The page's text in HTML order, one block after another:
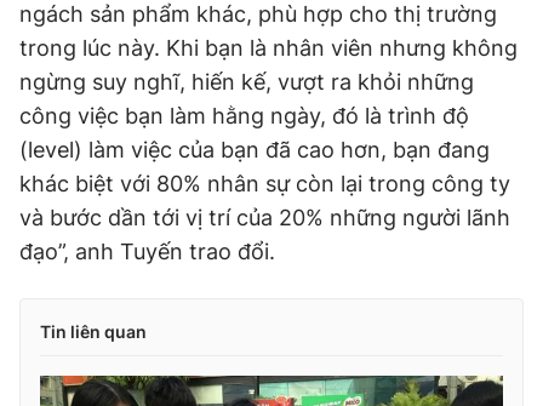
ngách sản phẩm khác, phù hợp cho thị trường
trong lúc này. Khi bạn là nhân viên nhưng không
ngừng suy nghĩ, hiến kế, vượt ra khỏi những
công việc bạn làm hằng ngày, đó là trình độ
(level) làm việc của bạn đã cao hơn, bạn đang
khác biệt với 80% nhân sự còn lại trong công ty
và bước dần tới vị trí của 20% những người lãnh
đạo”, anh Tuyến trao đổi.
Tin liên quan